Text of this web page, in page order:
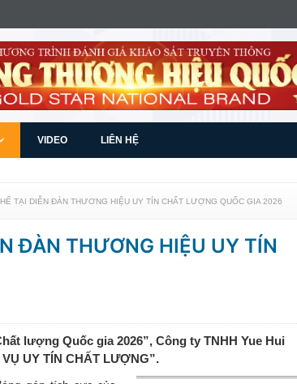
VIDEO LIÊN HỆ
TẠI DIỄN ĐÀN THƯƠNG HIỆU UY TÍN CHẤT LƯỢNG QUỐC GIA 2026
ĐÀN THƯƠNG HIỆU UY TÍN
lượng Quốc gia 2026”, Công ty TNHH Yue Hui
UY TÍN CHẤT LƯỢNG”.